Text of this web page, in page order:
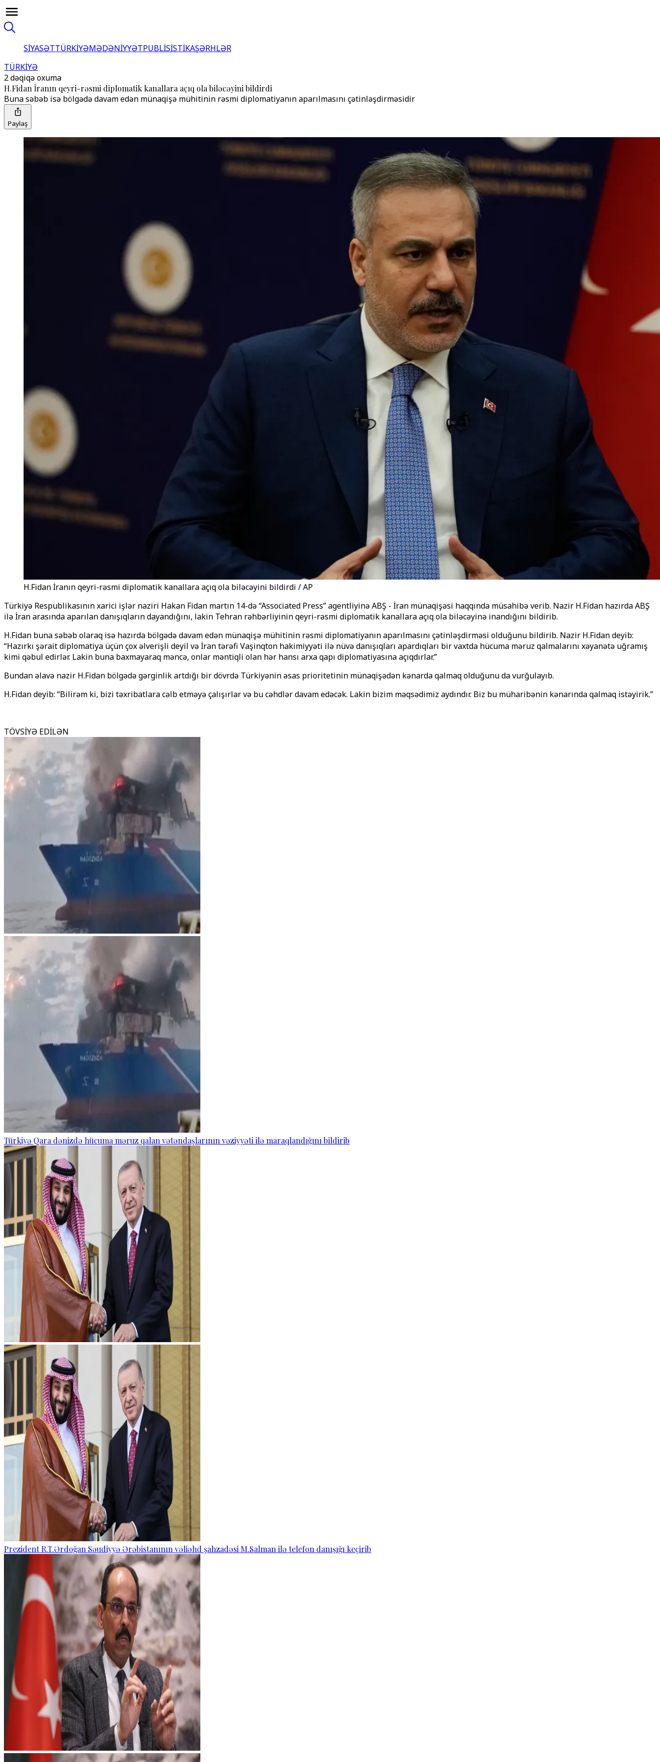
SİYASƏTTÜRKİYƏMƏDƏNİYYƏTPUBLİSİSTİKAŞƏRHLƏR
TÜRKİYƏ
2 dəqiqə oxuma
H.Fidan İranın qeyri-rəsmi diplomatik kanallara açıq ola biləcəyini bildirdi
Buna səbəb isə bölgədə davam edən münaqişə mühitinin rəsmi diplomatiyanın aparılmasını çətinləşdirməsidir
Paylaş
H.Fidan İranın qeyri-rəsmi diplomatik kanallara açıq ola biləcəyini bildirdi / AP
Türkiyə Respublikasının xarici işlər naziri Hakan Fidan martın 14-də “Associated Press” agentliyinə ABŞ - İran münaqişəsi haqqında müsahibə verib. Nazir H.Fidan hazırda ABŞ
ilə İran arasında aparılan danışıqların dayandığını, lakin Tehran rəhbərliyinin qeyri-rəsmi diplomatik kanallara açıq ola biləcəyinə inandığını bildirib.
H.Fidan buna səbəb olaraq isə hazırda bölgədə davam edən münaqişə mühitinin rəsmi diplomatiyanın aparılmasını çətinləşdirməsi olduğunu bildirib. Nazir H.Fidan deyib:
“Hazırkı şərait diplomatiya üçün çox əlverişli deyil və İran tərəfi Vaşinqton hakimiyyəti ilə nüvə danışıqları apardıqları bir vaxtda hücuma məruz qalmalarını xəyanətə uğramış
kimi qəbul edirlər. Lakin buna baxmayaraq məncə, onlar məntiqli olan hər hansı arxa qapı diplomatiyasına açıqdırlar.”
Bundan əlavə nazir H.Fidan bölgədə gərginlik artdığı bir dövrdə Türkiyənin əsas prioritetinin münaqişədən kənarda qalmaq olduğunu da vurğulayıb.
H.Fidan deyib: “Bilirəm ki, bizi təxribatlara cəlb etməyə çalışırlar və bu cəhdlər davam edəcək. Lakin bizim məqsədimiz aydındır. Biz bu müharibənin kənarında qalmaq istəyirik.”
TÖVSİYƏ EDİLƏN
Türkiyə Qara dənizdə hücuma məruz qalan vətəndaşlarının vəziyyəti ilə maraqlandığını bildirib
Prezident R.T.Ərdoğan Səudiyyə Ərəbistanının vəliəhd şahzadəsi M.Salman ilə telefon danışığı keçirib